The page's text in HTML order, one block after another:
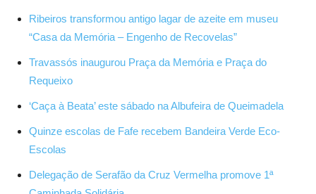
Ribeiros transformou antigo lagar de azeite em museu
“Casa da Memória – Engenho de Recovelas”
Travassós inaugurou Praça da Memória e Praça do
Requeixo
‘Caça à Beata’ este sábado na Albufeira de Queimadela
Quinze escolas de Fafe recebem Bandeira Verde Eco-
Escolas
Delegação de Serafão da Cruz Vermelha promove 1ª